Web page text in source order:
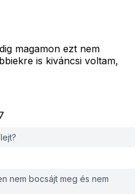
magamon ezt nem
is kiváncsi voltam,
nem bocsájt meg és nem